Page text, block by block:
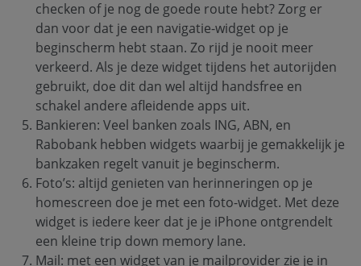
checken of je nog de goede route hebt? Zorg er
dan voor dat je een navigatie-widget op je
beginscherm hebt staan. Zo rijd je nooit meer
verkeerd. Als je deze widget tijdens het autorijden
gebruikt, doe dit dan wel altijd handsfree en
schakel andere afleidende apps uit.
Bankieren: Veel banken zoals ING, ABN, en
Rabobank hebben widgets waarbij je gemakkelijk je
bankzaken regelt vanuit je beginscherm.
Foto’s: altijd genieten van herinneringen op je
homescreen doe je met een foto-widget. Met deze
widget is iedere keer dat je je iPhone ontgrendelt
een kleine trip down memory lane.
Mail: met een widget van je mailprovider zie je in